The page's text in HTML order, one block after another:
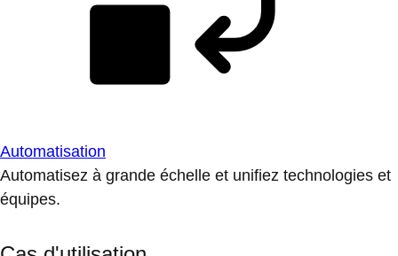
Automatisation
Automatisez à grande échelle et unifiez technologies et
équipes.